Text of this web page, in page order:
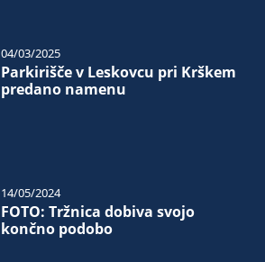
Parkirišče v Leskovcu pri Krškem
predano namenu
04/03/2025
FOTO: Tržnica dobiva svojo
končno podobo
14/05/2024